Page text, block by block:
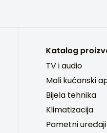
Katalog
TV i audio
Mali kućanski
Bijela tehnika
Klimatizacija
Pametni uređaji